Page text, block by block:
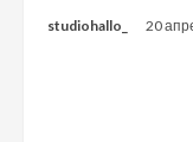
studiohallo_ 20